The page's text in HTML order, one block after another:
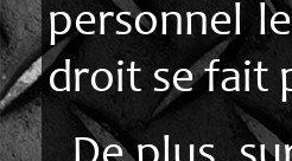
personnel
droit se fait